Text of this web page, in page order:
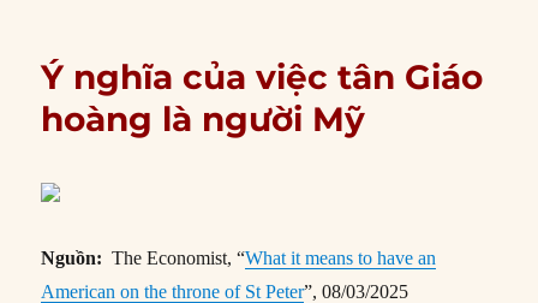
Ý nghĩa của việc tân Giáo
hoàng là người Mỹ
Nguồn: The Economist, “What it means to have an
American on the throne of St Peter”, 08/03/2025